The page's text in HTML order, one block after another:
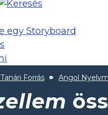
egy Storyboard
Forrás Angol